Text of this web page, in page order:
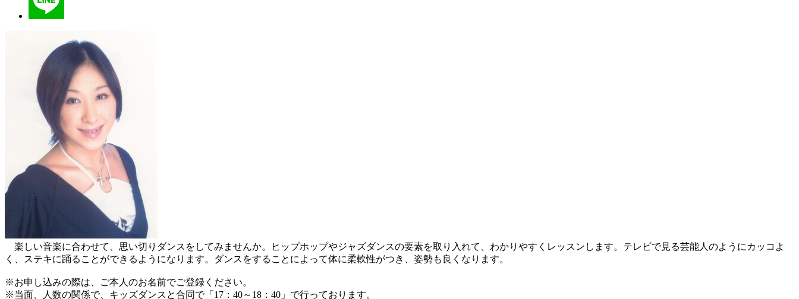
楽しい音楽に合わせて、思い切りダンスをしてみませんか。ヒップホップやジャズダンスの要素を取り入れて、わかりやすくレッスンします。テレビで見る芸能人のようにカッコよ
く、ステキに踊ることができるようになります。ダンスをすることによって体に柔軟性がつき、姿勢も良くなります。
※お申し込みの際は、ご本人のお名前でご登録ください。
※当面、人数の関係で、キッズダンスと合同で「17：40～18：40」で行っております。